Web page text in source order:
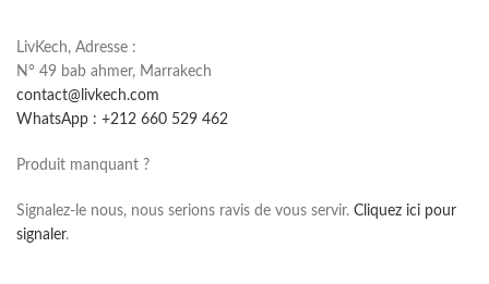
LivKech, Adresse :
N° 49 bab ahmer, Marrakech
contact@livkech.com
WhatsApp : +212 660 529 462
Produit manquant ?
Signalez-le nous, nous serions ravis de vous servir. Cliquez ici pour
signaler.